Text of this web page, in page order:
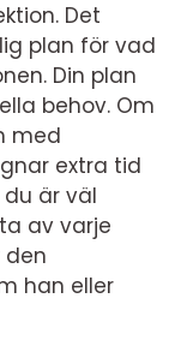
Det
plan för vad
Din plan
behov. Om
med
extra tid
är väl
av varje
den
han eller